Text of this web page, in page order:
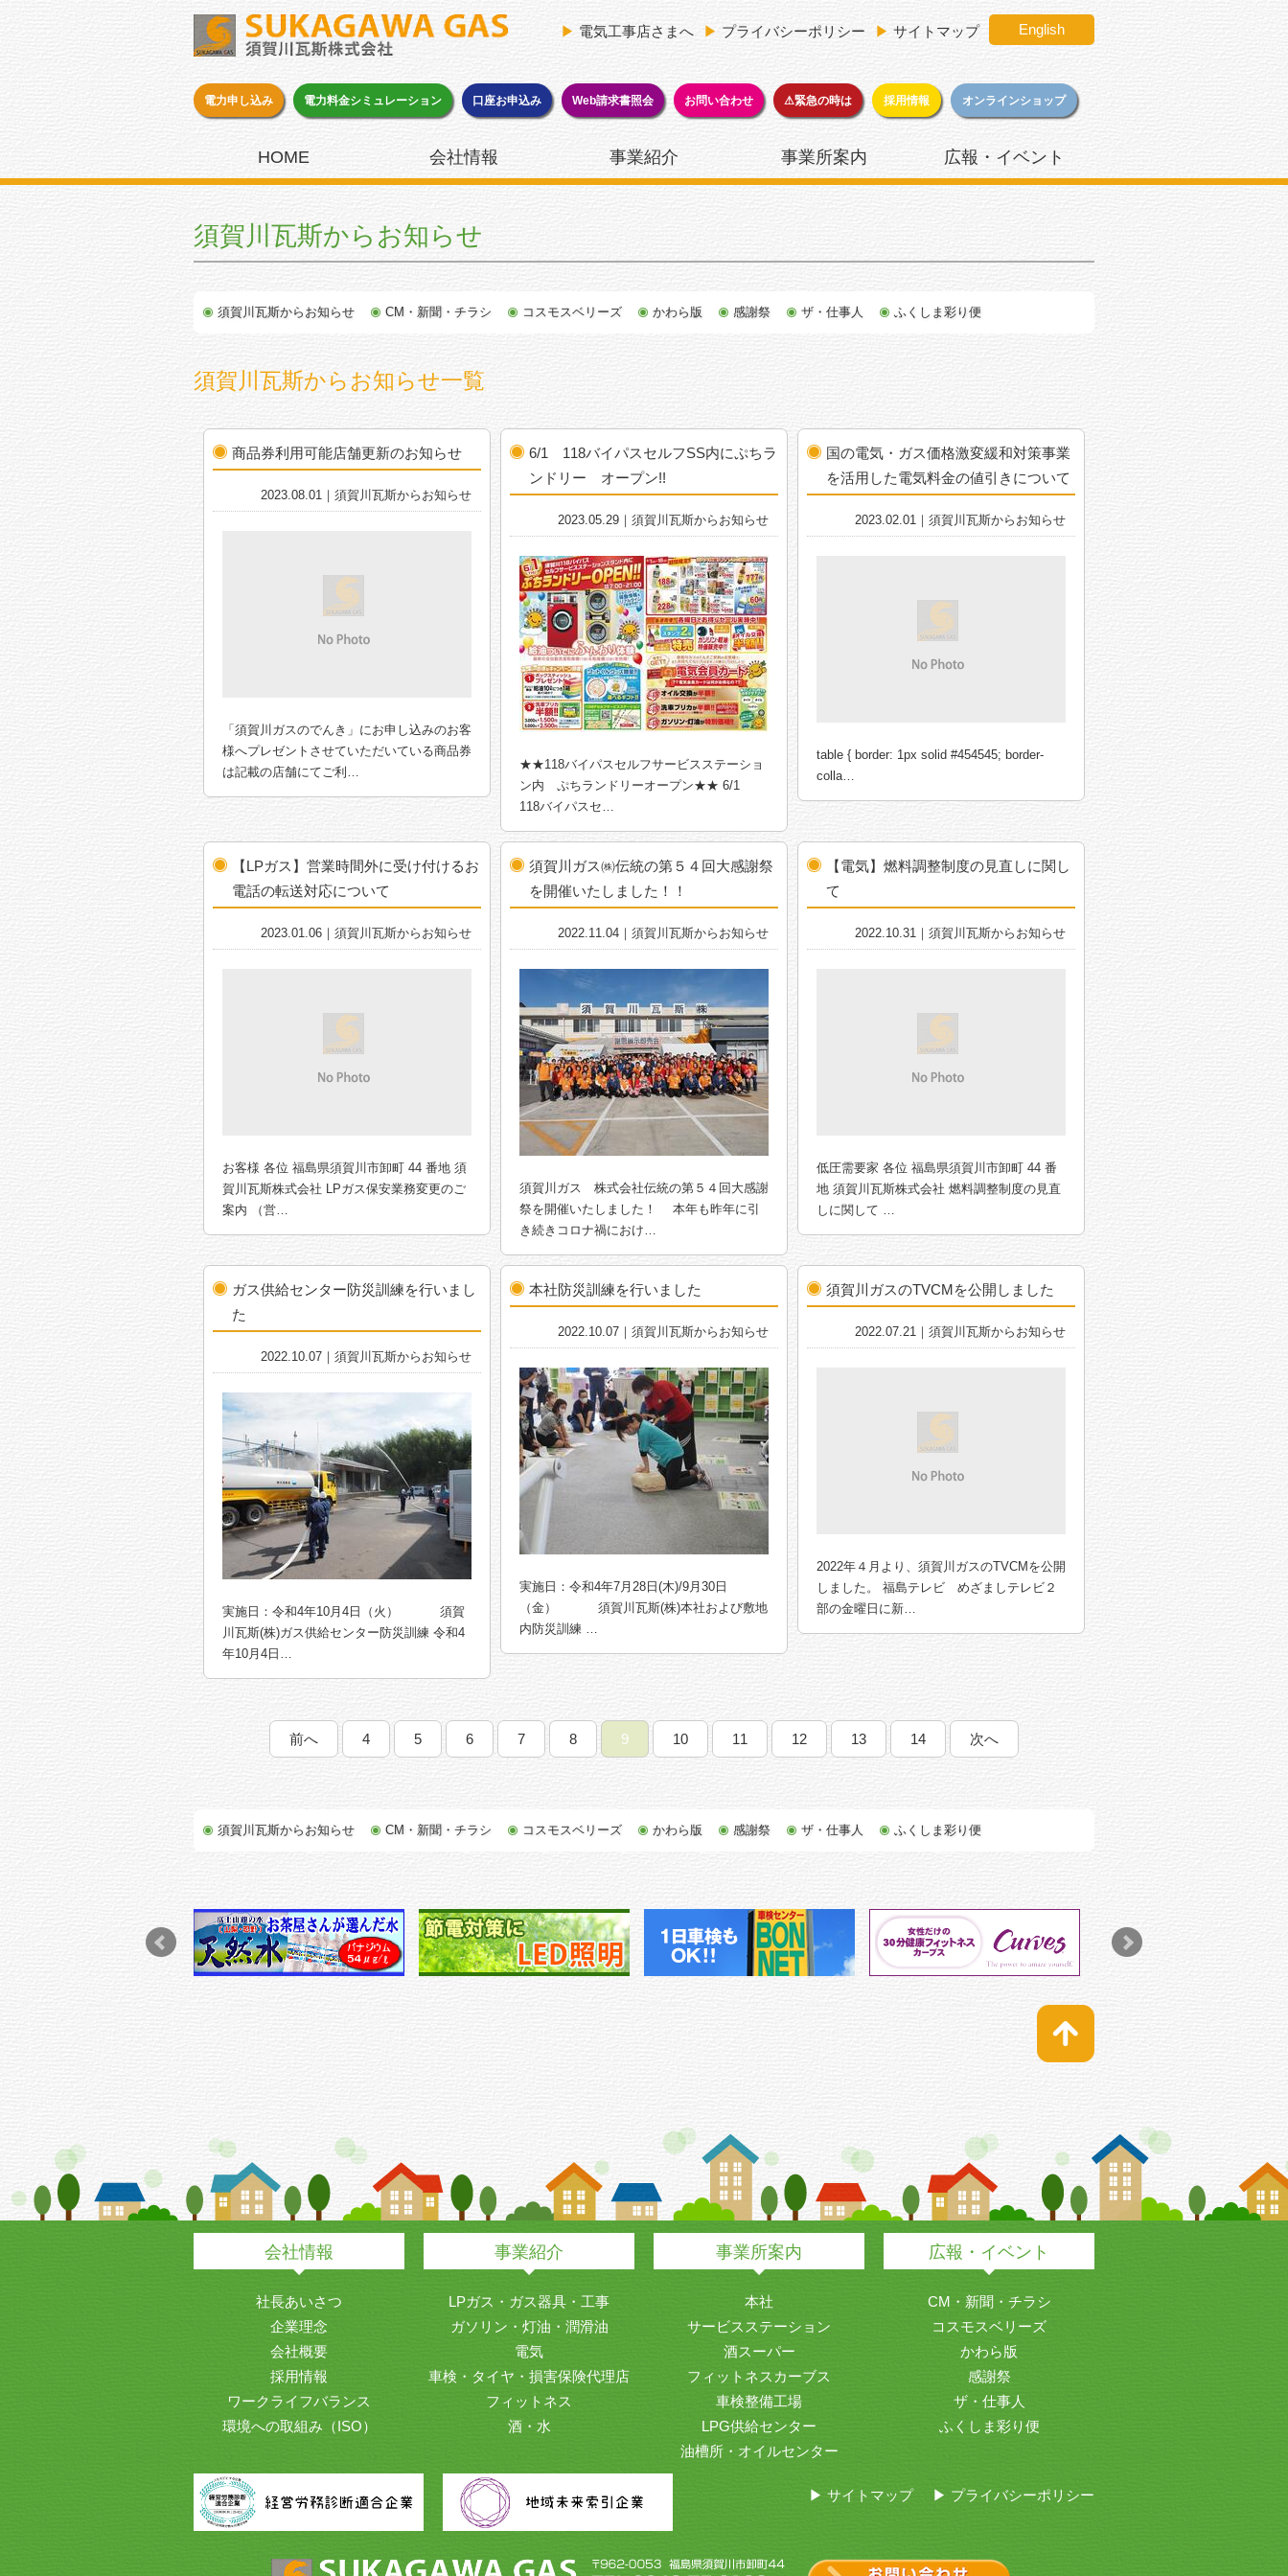
English
▶ サイトマップ
▶ プライバシーポリシー
▶ 電気工事店さまへ
電力申し込み 電力料金シミュレーション 口座お申込み Web請求書照会 お問い合わせ ⚠緊急の時は 採用情報 オンラインショップ
HOME 会社情報 事業紹介 事業所案内 広報・イベント
須賀川瓦斯からお知らせ
須賀川瓦斯からお知らせ CM・新聞・チラシ コスモスベリーズ かわら版 感謝祭 ザ・仕事人 ふくしま彩り便
須賀川瓦斯からお知らせ一覧
商品券利用可能店舗更新のお知らせ
2023.08.01｜須賀川瓦斯からお知らせ
「須賀川ガスのでんき」にお申し込みのお客
様へプレゼントさせていただいている商品券
は記載の店舗にてご利…
6/1 118バイパスセルフSS内にぷちラ
ンドリー オープン!!
2023.05.29｜須賀川瓦斯からお知らせ
★★118バイパスセルフサービスステーショ
ン内 ぷちランドリーオープン★★ 6/1
118バイパスセ…
国の電気・ガス価格激変緩和対策事業
を活用した電気料金の値引きについて
2023.02.01｜須賀川瓦斯からお知らせ
table { border: 1px solid #454545; border-
colla…
【LPガス】営業時間外に受け付けるお
電話の転送対応について
2023.01.06｜須賀川瓦斯からお知らせ
お客様 各位 福島県須賀川市卸町 44 番地 須
賀川瓦斯株式会社 LPガス保安業務変更のご
案内 （営…
須賀川ガス㈱伝統の第５４回大感謝祭
を開催いたしました！！
2022.11.04｜須賀川瓦斯からお知らせ
須賀川ガス 株式会社伝統の第５４回大感謝
祭を開催いたしました！ 本年も昨年に引
き続きコロナ禍におけ…
【電気】燃料調整制度の見直しに関し
て
2022.10.31｜須賀川瓦斯からお知らせ
低圧需要家 各位 福島県須賀川市卸町 44 番
地 須賀川瓦斯株式会社 燃料調整制度の見直
しに関して …
ガス供給センター防災訓練を行いまし
た
2022.10.07｜須賀川瓦斯からお知らせ
実施日：令和4年10月4日（火） 須賀
川瓦斯(株)ガス供給センター防災訓練 令和4
年10月4日…
本社防災訓練を行いました
2022.10.07｜須賀川瓦斯からお知らせ
実施日：令和4年7月28日(木)/9月30日
（金） 須賀川瓦斯(株)本社および敷地
内防災訓練 …
須賀川ガスのTVCMを公開しました
2022.07.21｜須賀川瓦斯からお知らせ
2022年４月より、須賀川ガスのTVCMを公開
しました。 福島テレビ めざましテレビ２
部の金曜日に新…
前へ 4 5 6 7 8 9 10 11 12 13 14 次へ
須賀川瓦斯からお知らせ CM・新聞・チラシ コスモスベリーズ かわら版 感謝祭 ザ・仕事人 ふくしま彩り便
会社情報
社長あいさつ
企業理念
会社概要
採用情報
ワークライフバランス
環境への取組み（ISO）
事業紹介
LPガス・ガス器具・工事
ガソリン・灯油・潤滑油
電気
車検・タイヤ・損害保険代理店
フィットネス
酒・水
事業所案内
本社
サービスステーション
酒スーパー
フィットネスカーブス
車検整備工場
LPG供給センター
油槽所・オイルセンター
広報・イベント
CM・新聞・チラシ
コスモスベリーズ
かわら版
感謝祭
ザ・仕事人
ふくしま彩り便
▶ プライバシーポリシー
▶ サイトマップ